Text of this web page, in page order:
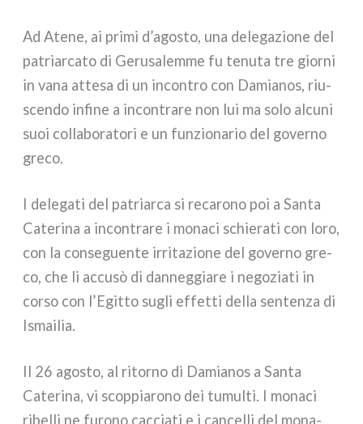
Ad Atene, ai pri­mi d’agosto, una dele­ga­zio­ne del
patriar­ca­to di Gerusalemme fu tenu­ta tre gior­ni
in vana atte­sa di un incon­tro con Damianos, riu­
scen­do infi­ne a incon­tra­re non lui ma solo alcu­ni
suoi col­la­bo­ra­to­ri e un fun­zio­na­rio del gover­no
gre­co.
I dele­ga­ti del patriar­ca si reca­ro­no poi a Santa
Caterina a incon­tra­re i mona­ci schie­ra­ti con loro,
con la con­se­guen­te irri­ta­zio­ne del gover­no gre­
co, che li accu­sò di dan­neg­gia­re i nego­zia­ti in
cor­so con l’Egitto sugli effet­ti del­la sen­ten­za di
Ismailia.
Il 26 ago­sto, al ritor­no di Damianos a Santa
Caterina, vi scop­pia­ro­no dei tumul­ti. I mona­ci
ribel­li ne furo­no cac­cia­ti e i can­cel­li del mona­